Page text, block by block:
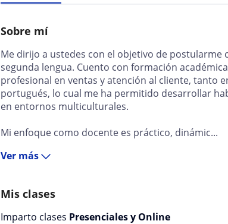
Sobre mí
Me dirijo a ustedes con el objetivo de postularme
segunda lengua. Cuento con formación
profesional en ventas y atención al cliente, tanto
portugués, lo cual me ha permitido desarrollar
en entornos multiculturales.
Mi enfoque como docente es práctico, dinámic...
Ver más
Mis clases
Imparto clases Presenciales y Online